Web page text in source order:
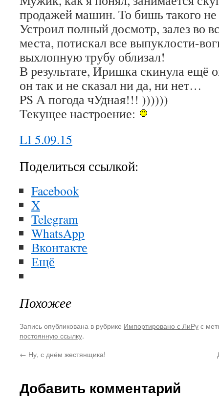
продажей машин. То бишь такого
Устроил полный досмотр, залез во
места, потискал все выпуклости-
выхлопную трубу облизал!
В результате, Иришка скинула ещё
он так и не сказал ни да, ни нет…
PS А погода чУдная!!! ))))))
Текущее настроение:
LI 5.09.15
Поделиться ссылкой:
Facebook
X
Telegram
WhatsApp
Вконтакте
Ещё
Похожее
Запись опубликована в рубрике Импортировано с ЛиРус
постоянную ссылку.
← Ну, с днём жестянщика!
Добавить комментарий